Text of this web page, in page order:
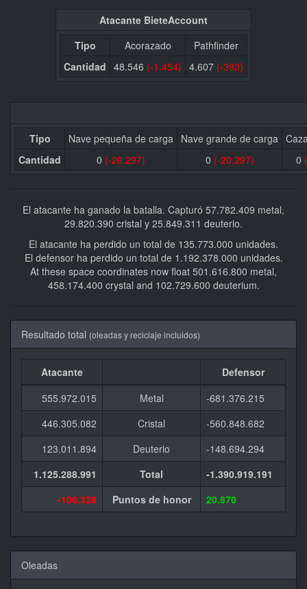
Atacante BieteAccount
Tipo
Acorazado
Pathfinder
Cantidad 48.546 (-1.454) 4.607 (-393)
Tipo Nave pequeña de carga Nave grande de carga
Cantidad
0 (-20.297) 0 (-20.297) 0
El atacante ha ganado la batalla. Capturó 57.782.409 metal,
29.820.390 cristal y 25.849.311 deuterio.
El atacante ha perdido un total de 135.773.000 unidades.
El defensor ha perdido un total de 1.192.378.000 unidades.
At these space coordinates now float 501.616.800 metal,
458.174.400 crystal and 102.729.600 deuterium.
Resultado total (oleadas y reciclaje incluidos)
Atacante
Defensor
555.972.015
Metal
-681.376.215
446.305.082
Cristal
-560.848.682
123.011.894
Deuterio
-148.694.294
1.125.288.991
Total
-1.390.919.191
-106.328
Puntos de honor 20.870
Oleadas